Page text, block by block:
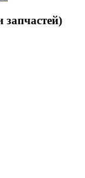
запчастей)